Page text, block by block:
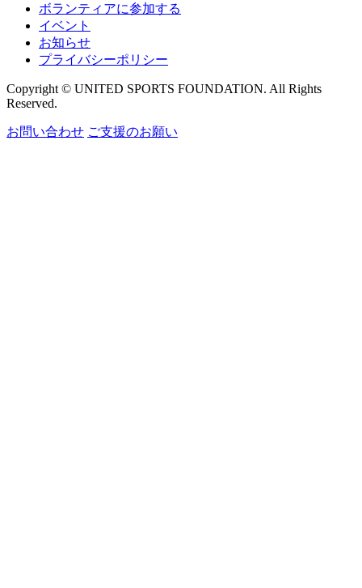
ボランティアに参加する
イベント
お知らせ
プライバシーポリシー
Copyright © UNITED SPORTS FOUNDATION. All Rights
Reserved.
お問い合わせ ご支援のお願い